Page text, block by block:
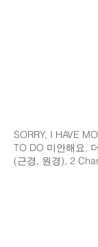
SORRY, I HAVE
TO DO 미안해요,
(근경, 원경), 2